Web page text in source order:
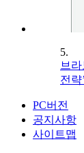
5.
브라
전략
PC버전
공지사항
사이트맵